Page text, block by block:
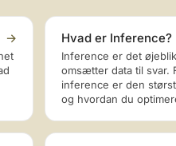
→ Hvad er Inference?
Inference er det
omsætter data til svar.
inference er den
og hvordan du